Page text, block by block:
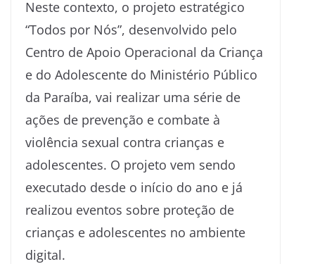
Neste contexto, o projeto estratégico
“Todos por Nós”, desenvolvido pelo
Centro de Apoio Operacional da Criança
e do Adolescente do Ministério Público
da Paraíba, vai realizar uma série de
ações de prevenção e combate à
violência sexual contra crianças e
adolescentes. O projeto vem sendo
executado desde o início do ano e já
realizou eventos sobre proteção de
crianças e adolescentes no ambiente
digital.